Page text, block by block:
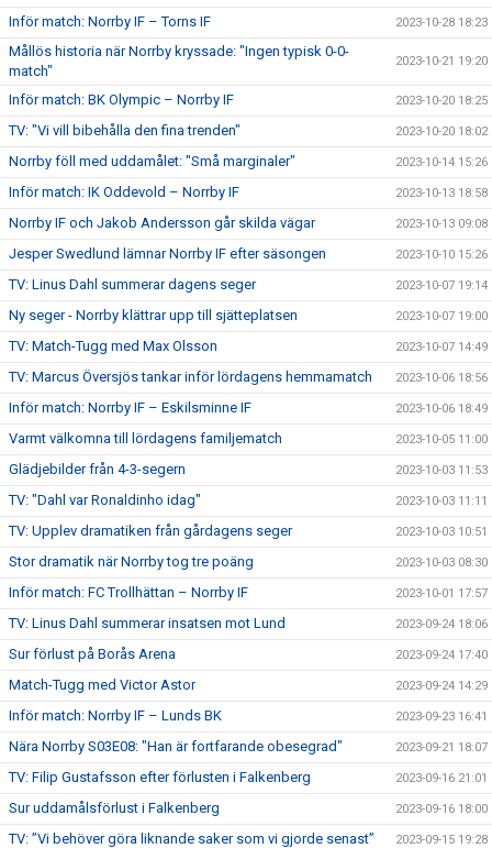
Inför match: Norrby IF – Torns IF 2023-10-28 18:23
Mållös historia när Norrby kryssade: "Ingen typisk 0-0-
match"
2023-10-21 19:20
Inför match: BK Olympic – Norrby IF 2023-10-20 18:25
TV: "Vi vill bibehålla den fina trenden" 2023-10-20 18:02
Norrby föll med uddamålet: "Små marginaler" 2023-10-14 15:26
Inför match: IK Oddevold – Norrby IF 2023-10-13 18:58
Norrby IF och Jakob Andersson går skilda vägar 2023-10-13 09:08
Jesper Swedlund lämnar Norrby IF efter säsongen 2023-10-10 15:26
TV: Linus Dahl summerar dagens seger 2023-10-07 19:14
Ny seger - Norrby klättrar upp till sjätteplatsen 2023-10-07 19:00
TV: Match-Tugg med Max Olsson 2023-10-07 14:49
TV: Marcus Översjös tankar inför lördagens hemmamatch 2023-10-06 18:56
Inför match: Norrby IF – Eskilsminne IF 2023-10-06 18:49
Varmt välkomna till lördagens familjematch 2023-10-05 11:00
Glädjebilder från 4-3-segern 2023-10-03 11:53
TV: "Dahl var Ronaldinho idag" 2023-10-03 11:11
TV: Upplev dramatiken från gårdagens seger 2023-10-03 10:51
Stor dramatik när Norrby tog tre poäng 2023-10-03 08:30
Inför match: FC Trollhättan – Norrby IF 2023-10-01 17:57
TV: Linus Dahl summerar insatsen mot Lund 2023-09-24 18:06
Sur förlust på Borås Arena 2023-09-24 17:40
Match-Tugg med Victor Astor 2023-09-24 14:29
Inför match: Norrby IF – Lunds BK 2023-09-23 16:41
Nära Norrby S03E08: "Han är fortfarande obesegrad" 2023-09-21 18:07
TV: Filip Gustafsson efter förlusten i Falkenberg 2023-09-16 21:01
Sur uddamålsförlust i Falkenberg 2023-09-16 18:00
TV: ”Vi behöver göra liknande saker som vi gjorde senast” 2023-09-15 19:28